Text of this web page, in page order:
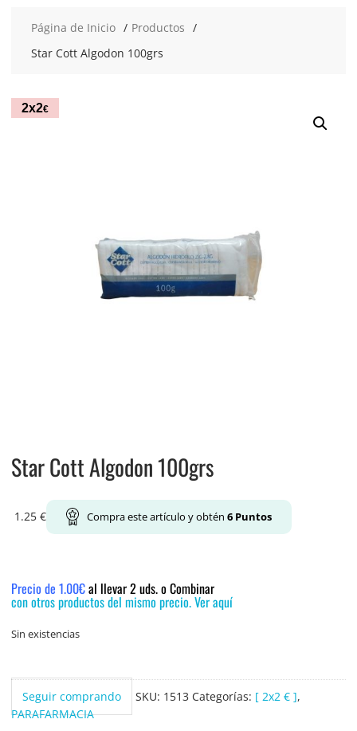
Página de Inicio
Productos
Star Cott Algodon 100grs
2x2€
Star Cott Algodon 100grs
1.25 € Compra este artículo y obtén 6Puntos
Precio de 1.00€al llevar 2 uds. o Combinar
con otros productos del mismo precio. Ver aquí
Sin existencias
Seguir comprando SKU: 1513 Categorías: [ 2x2 € ],
PARAFARMACIA